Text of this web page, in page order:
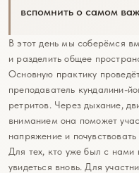
вспомнить о самом
В этот день мы соберёмся
и разделить общее
Основную практику
преподаватель кундалини-
ретритов. Через дыхание,
вниманием она поможет
напряжение и
Для тех, кто уже был с нами
увидеться вновь. Для